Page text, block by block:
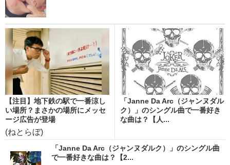
【注目】地下鉄の駅で一番涼し
い場所？まさかの場所にメッセ
ージ広告が登場
(ねとらぼ)
「Janne Da Arc（ジャンヌダル
ク）」のシングル曲で一番好き
な曲は？【人...
「Janne Da Arc（ジャンヌダルク）」のシングル曲
で一番好きな曲は？【2...